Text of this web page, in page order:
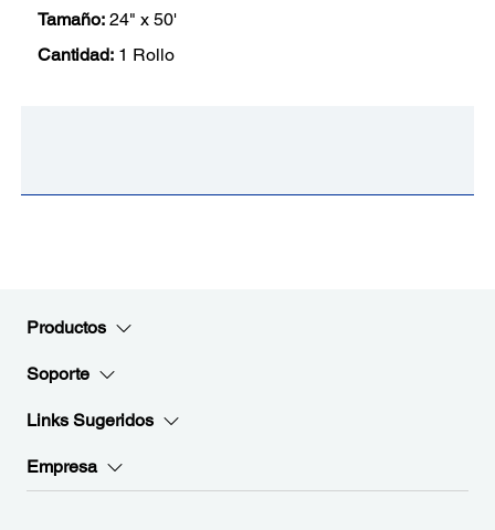
Tamaño: 24" x 50'
Cantidad: 1 Rollo
Productos
Soporte
Links Sugeridos
Empresa